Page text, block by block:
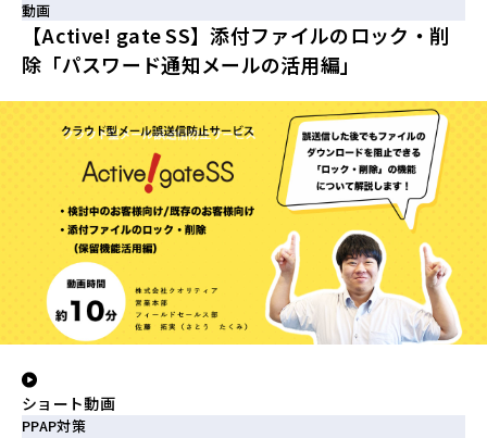
動画
【Active! gate SS】添付ファイルのロック・削
除「パスワード通知メールの活用編」
ショート動画
PPAP対策